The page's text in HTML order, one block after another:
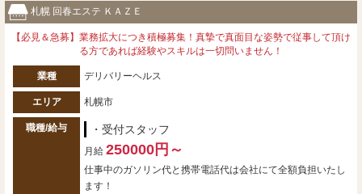
札幌 回春エステ ＫＡＺＥ
【必見＆急募】業務拡大につき積極募集！真摯で真面目な姿勢で従事して頂け
る方であれば経験やスキルは一切問いません！
業種 デリバリーヘルス
エリア 札幌市
職種/給与 ・受付スタッフ
月給 250000円～
仕事中のガソリン代と携帯電話代は会社にて全額負担いたし
ます！